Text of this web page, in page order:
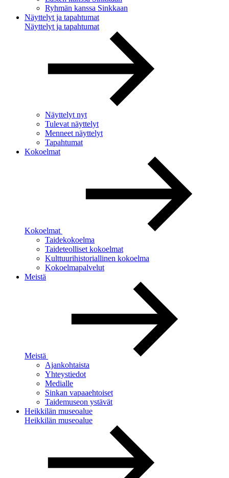
Ryhmän kanssa Sinkkaan
Näyttelyt ja tapahtumat
Näyttelyt ja tapahtumat
Näyttelyt nyt
Tulevat näyttelyt
Menneet näyttelyt
Tapahtumat
Kokoelmat
Kokoelmat
Taidekokoelma
Taideteolliset kokoelmat
Kulttuurihistoriallinen kokoelma
Kokoelmapalvelut
Meistä
Meistä
Ajankohtaista
Yhteystiedot
Medialle
Sinkan vapaaehtoiset
Taidemuseon ystävät
Heikkilän museoalue
Heikkilän museoalue